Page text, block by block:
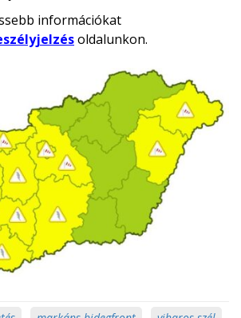
információkat
oldalunkon.